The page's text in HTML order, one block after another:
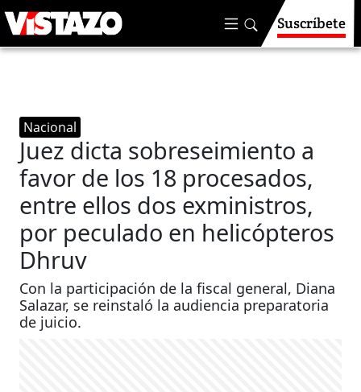
Suscríbete
Nacional
Juez dicta sobreseimiento a
favor de los 18 procesados,
entre ellos dos exministros,
por peculado en helicópteros
Dhruv
Con la participación de la fiscal general, Diana
Salazar, se reinstaló la audiencia preparatoria
de juicio.